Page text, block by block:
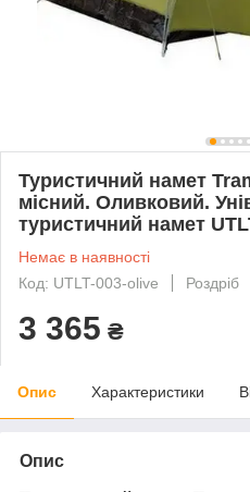
Туристичний намет
місний. Оливковий.
туристичний намет
Немає в наявності
Код: UTLT-003-olive
Роздріб
3 365 ₴
Опис Характеристики
Опис